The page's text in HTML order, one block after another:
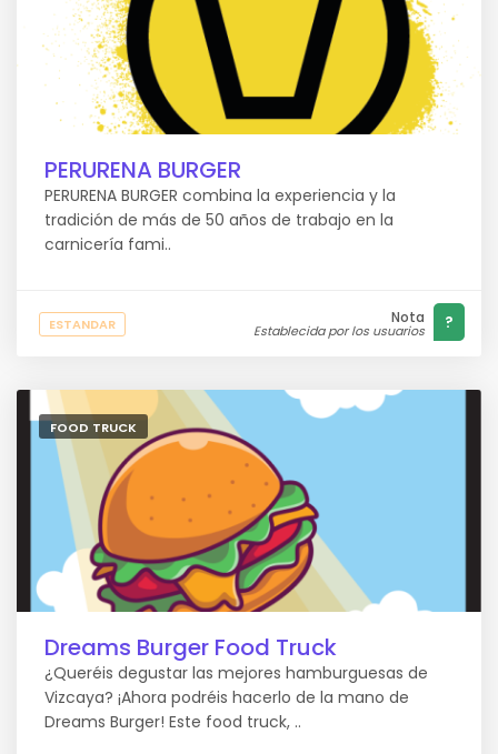
PERURENA BURGER
PERURENA BURGER combina la experiencia y la
tradición de más de 50 años de trabajo en la
carnicería fami..
ESTANDAR Nota
Establecida por los usuarios ?
FOOD TRUCK
Dreams Burger Food Truck
¿Queréis degustar las mejores hamburguesas de
Vizcaya? ¡Ahora podréis hacerlo de la mano de
Dreams Burger! Este food truck, ..